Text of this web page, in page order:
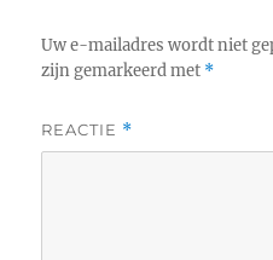
Uw e-mailadres wordt niet
zijn gemarkeerd met *
REACTIE *